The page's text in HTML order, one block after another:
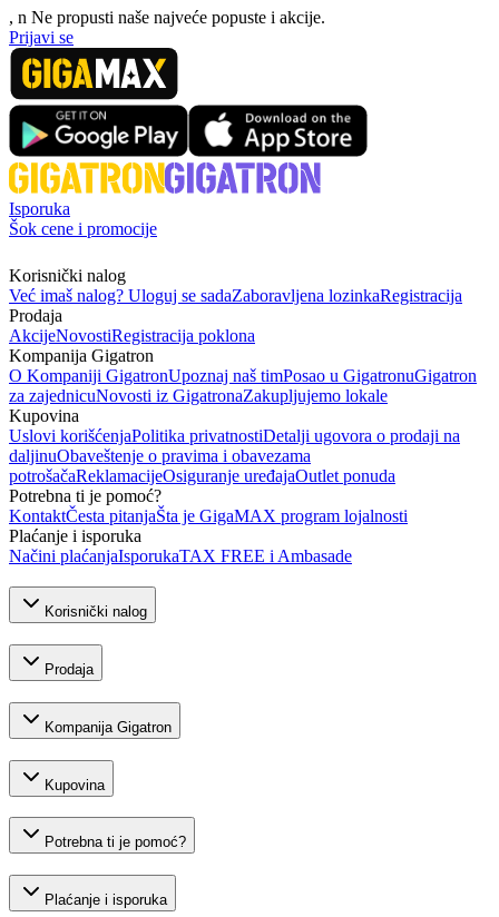
, n Ne propusti naše najveće popuste i akcije.
Prijavi se
Isporuka
Šok cene i promocije
Korisnički nalog
Već imaš nalog? Uloguj se sadaZaboravljena lozinkaRegistracija
Prodaja
AkcijeNovostiRegistracija poklona
Kompanija Gigatron
O Kompaniji GigatronUpoznaj naš timPosao u GigatronuGigatron
za zajednicuNovosti iz GigatronaZakupljujemo lokale
Kupovina
Uslovi korišćenjaPolitika privatnostiDetalji ugovora o prodaji na
daljinuObaveštenje o pravima i obavezama
potrošačaReklamacijeOsiguranje uređajaOutlet ponuda
Potrebna ti je pomoć?
KontaktČesta pitanjaŠta je GigaMAX program lojalnosti
Plaćanje i isporuka
Načini plaćanjaIsporukaTAX FREE i Ambasade
Korisnički nalog
Prodaja
Kompanija Gigatron
Kupovina
Potrebna ti je pomoć?
Plaćanje i isporuka